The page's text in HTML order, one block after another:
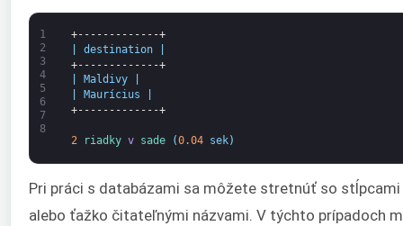
1
2
3
4
5
6
7
8
+-------------+
destination
+-------------+
Maldivy
Maurícius
+-------------+
2 riadky v sade (0.04 sek)
Pri práci s databázami sa môžete stretnúť so
alebo ťažko čitateľnými názvami. V týchto prípadoch